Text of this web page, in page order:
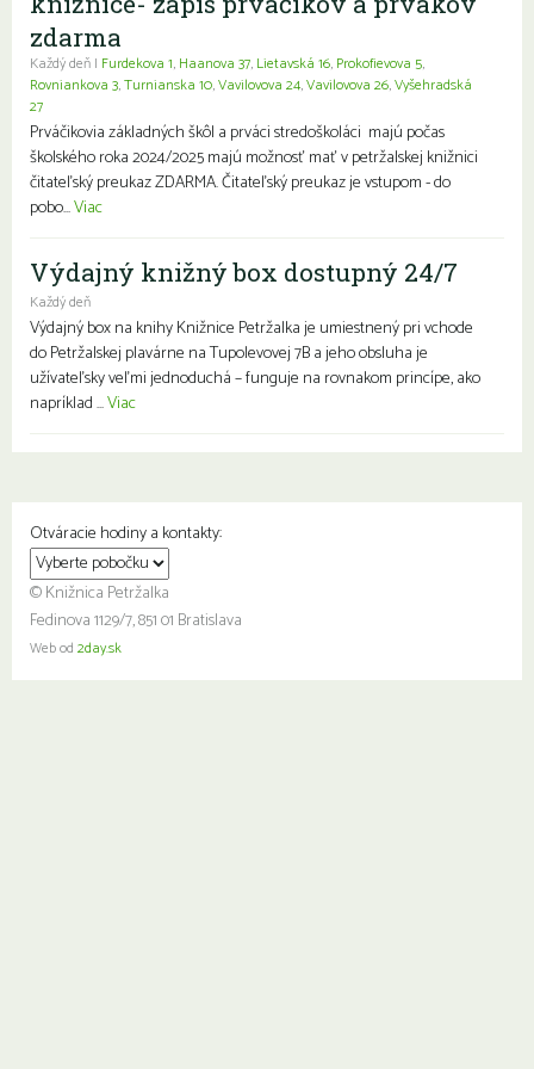
zdarma
Každý deň | Furdekova 1, Haanova 37, Lietavská 16, Prokofievova 5,
Rovniankova 3,Turnianska 10,Vavilovova 24,Vavilovova 26,Vyšehradská
27
Prváčikovia základných škôl a prváci stredoškoláci majú počas
školského roka 2024/2025 majú možnosť mať v petržalskej knižnici
čitateľský preukaz ZDARMA. Čitateľský preukaz je vstupom - do
pobo...Viac
Výdajný knižný box dostupný 24/7
Každý deň
Výdajný box na knihy Knižnice Petržalka je umiestnený pri vchode
do Petržalskej plavárne na Tupolevovej 7B a jeho obsluha je
užívateľsky veľmi jednoduchá – funguje na rovnakom princípe, ako
napríklad ...Viac
Otváracie hodiny a kontakty:
© Knižnica Petržalka
Fedinova 1129/7, 851 01 Bratislava
Web od 2day.sk